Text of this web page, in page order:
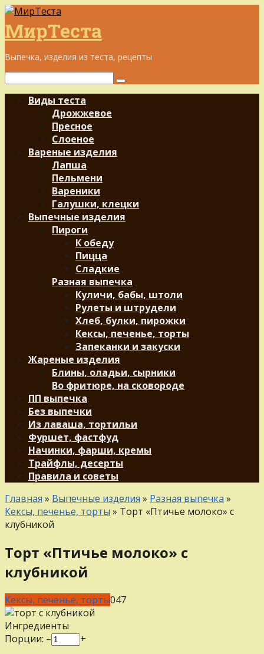
Перейти
к
контенту
МирТеста
Выпечка, изделия из теста, рецепты
Поиск:
Виды теста
Дрожжевое
Пресное
Слоеное
Вареные изделия
Лапша
Пельмени
Вареники
Галушки, клецки
Выпечные изделия
Пироги
К обеду
Пицца
Сладкие
Разная выпечка
Куличи, бабы, штоли
Рулеты и штрудели
Хлеб, булки, пирожки
Кексы, печенье, торты
Запеканки и закуски
Жареные изделия
Блины, оладьи, сырники
Во фритюре, на сковороде
ПП выпечка
Без выпечки
Из лаваша, тортильи
Фуршет, фастфуд
Начинки, фарши, кремы
Трайфлы, десерты
Правила и советы
Главная » Выпечные изделия » Разная выпечка »
Кексы, печенье, торты » Торт «Птичье молоко» с
клубникой
Торт «Птичье молоко» с
клубникой
Кексы, печенье, торты047
Ингредиенты
Порции: –
+